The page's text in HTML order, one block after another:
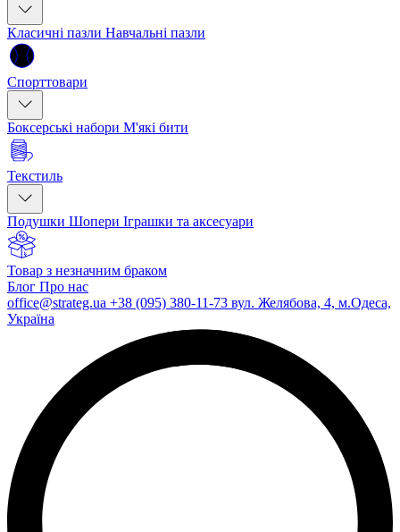
Класичні пазли Навчальні пазли
Спорттовари
Боксерські набори М'які бити
Текстиль
Подушки Шопери Іграшки та аксесуари
Товар з незначним браком
Блог Про нас
office@strateg.ua +38 (095) 380-11-73 вул. Желябова, 4, м.Одеса,
Україна